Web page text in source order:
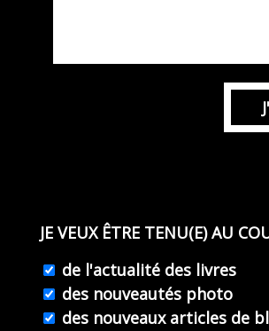
JE VEUX ÊTRE TENU(E) AU
de l'actualité des livres
des nouveautés photo
des nouveaux articles de